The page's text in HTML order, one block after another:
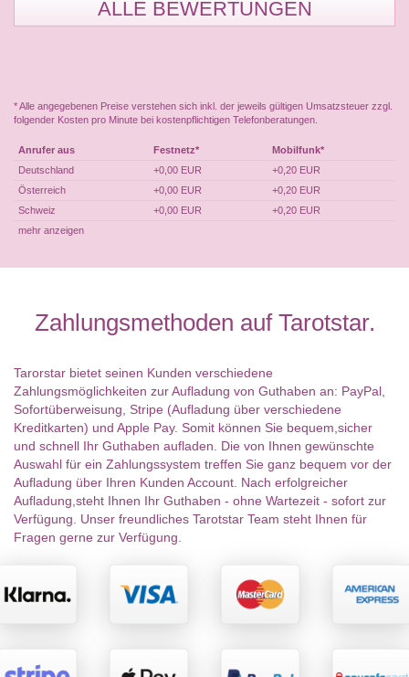
ALLE BEWERTUNGEN
* Alle angegebenen Preise verstehen sich inkl. der jeweils gültigen Umsatzsteuer zzgl.
folgender Kosten pro Minute bei kostenpflichtigen Telefonberatungen.
Anrufer aus Festnetz*
Mobilfunk*
Deutschland
+0,00 EUR
+0,20 EUR
Österreich
+0,00 EUR
+0,20 EUR
Schweiz
+0,00 EUR
+0,20 EUR
mehr anzeigen
Zahlungsmethoden auf Tarotstar.
Tarorstar bietet seinen Kunden verschiedene
Zahlungsmöglichkeiten zur Aufladung von Guthaben an: PayPal,
Sofortüberweisung, Stripe (Aufladung über verschiedene
Kreditkarten) und Apple Pay. Somit können Sie bequem,sicher
und schnell Ihr Guthaben aufladen. Die von Ihnen gewünschte
Auswahl für ein Zahlungssystem treffen Sie ganz bequem vor der
Aufladung über Ihren Kunden Account. Nach erfolgreicher
Aufladung,steht Ihnen Ihr Guthaben - ohne Wartezeit - sofort zur
Verfügung. Unser freundliches Tarotstar Team steht Ihnen für
Fragen gerne zur Verfügung.